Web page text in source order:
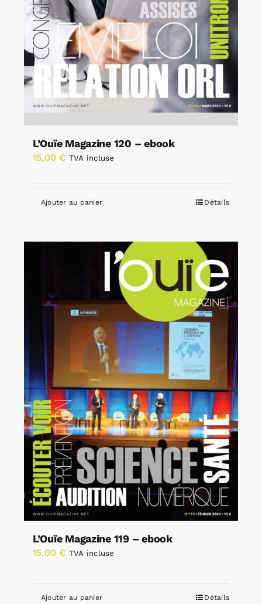
L’Ouïe Magazine 120 – ebook
15,00 € TVA incluse
Ajouter au panier Détails
L’Ouïe Magazine 119 – ebook
15,00 € TVA incluse
Ajouter au panier Détails